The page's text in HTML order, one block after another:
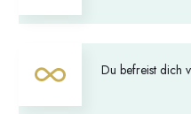
Du befreist dich